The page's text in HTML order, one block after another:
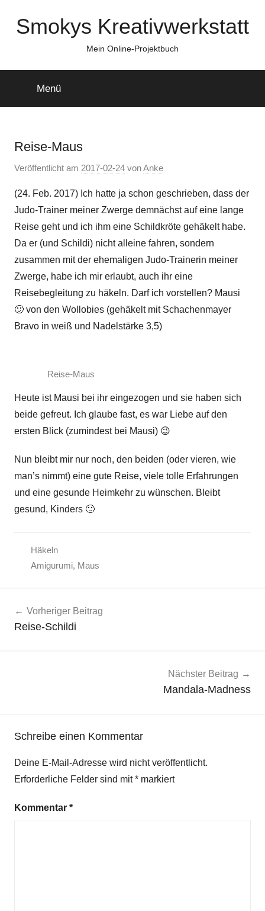
InhaltSmokys Kreativwerkstatt
Mein Online-Projektbuch
Menü
Reise-Maus
Veröffentlicht am 2017-02-24 vonAnke
(24. Feb. 2017) Ich hatte ja schon geschrieben, dass der
Judo-Trainer meiner Zwerge demnächst auf eine lange
Reise geht und ich ihm eine Schildkröte gehäkelt habe.
Da er (und Schildi) nicht alleine fahren, sondern
zusammen mit der ehemaligen Judo-Trainerin meiner
Zwerge, habe ich mir erlaubt, auch ihr eine
Reisebegleitung zu häkeln. Darf ich vorstellen? Mausi
🙂 von den Wollobies (gehäkelt mit Schachenmayer
Bravo in weiß und Nadelstärke 3,5)
Reise-Maus
Heute ist Mausi bei ihr eingezogen und sie haben sich
beide gefreut. Ich glaube fast, es war Liebe auf den
ersten Blick (zumindest bei Mausi) 😉
Nun bleibt mir nur noch, den beiden (oder vieren, wie
man’s nimmt) eine gute Reise, viele tolle Erfahrungen
und eine gesunde Heimkehr zu wünschen. Bleibt
gesund, Kinders 🙂
Häkeln
Amigurumi, Maus
Vorheriger Beitrag
Reise-Schildi
Nächster Beitrag
Mandala-Madness
Schreibe einen Kommentar
Deine E-Mail-Adresse wird nicht veröffentlicht.
Erforderliche Felder sind mit* markiert
Kommentar *